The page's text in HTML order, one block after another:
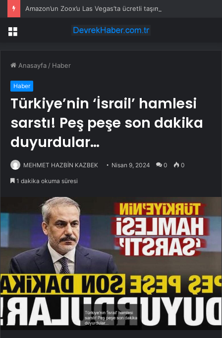
Amazon’un Zoox’u Las Vegas’ta ücretli taşımaya başlıyor
Menü
Anasayfa / Haber
Haber
Türkiye’nin ‘İsrail’ hamlesi
sarstı! Peş peşe son dakika
duyurdular…
MEHMET HAZBİN KAZBEK Nisan 9, 2024 0 0
1 dakika okuma süresi